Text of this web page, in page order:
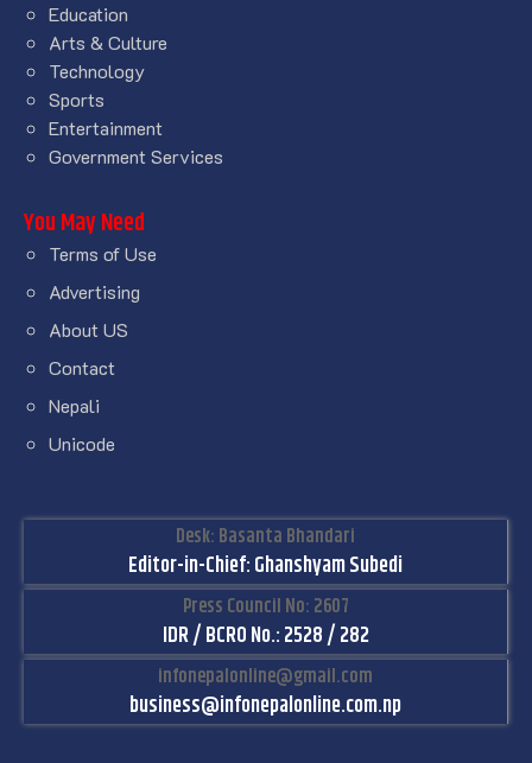
Education
Arts & Culture
Technology
Sports
Entertainment
Government Services
You May Need
Terms of Use
Advertising
About US
Contact
Nepali
Unicode
Desk: Basanta Bhandari
Editor-in-Chief: Ghanshyam Subedi
Press Council No: 2607
IDR / BCRO No.: 2528 / 282
infonepalonline@gmail.com
business@infonepalonline.com.np